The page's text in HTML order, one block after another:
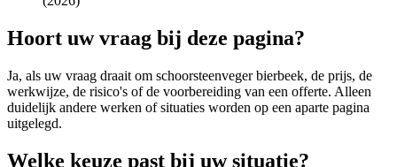
Hoort uw vraag bij deze pagina?
Ja, als uw vraag draait om schoorsteenveger bierbeek, de prijs, de
werkwijze, de risico's of de voorbereiding van een offerte. Alleen
duidelijk andere werken of situaties worden op een aparte pagina
uitgelegd.
Welke keuze past bij uw situatie?